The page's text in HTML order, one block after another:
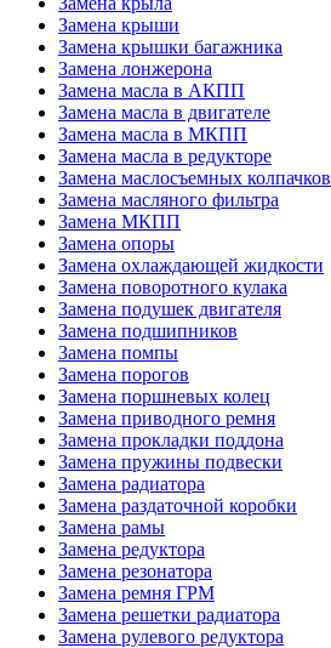
Замена крыши
Замена крышки багажника
Замена лонжерона
Замена масла в АКПП
Замена масла в двигателе
Замена масла в МКПП
Замена масла в редукторе
Замена маслосъемных колпачков
Замена масляного фильтра
Замена МКПП
Замена опоры
Замена охлаждающей жидкости
Замена поворотного кулака
Замена подушек двигателя
Замена подшипников
Замена помпы
Замена порогов
Замена поршневых колец
Замена приводного ремня
Замена прокладки поддона
Замена пружины подвески
Замена радиатора
Замена раздаточной коробки
Замена рамы
Замена редуктора
Замена резонатора
Замена ремня ГРМ
Замена решетки радиатора
Замена рулевого редуктора